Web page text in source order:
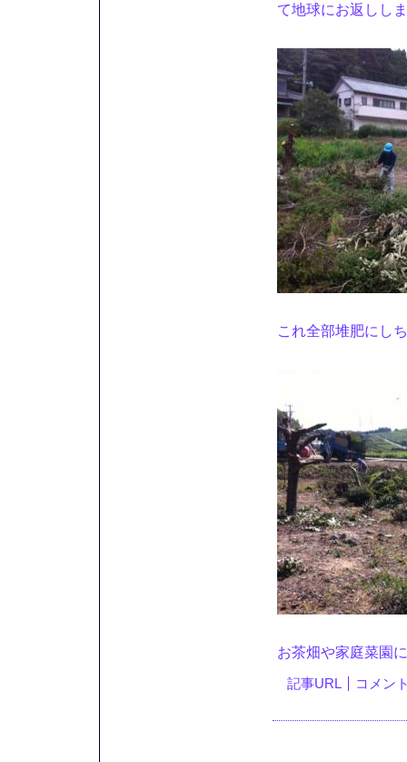
て地球にお返しし
これ全部堆肥にし
お茶畑や家庭菜園
記事URL コメン